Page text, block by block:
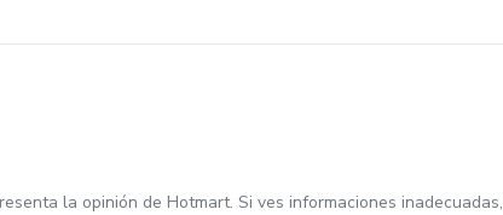
la opinión de Hotmart. Si ves informaciones inadecuadas,